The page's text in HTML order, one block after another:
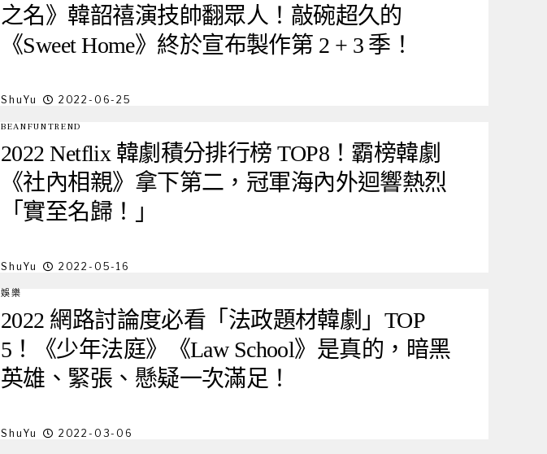
之名》韓韶禧演技帥翻眾人！敲碗超久的
《Sweet Home》終於宣布製作第 2 + 3 季！
ShuYu 2022-06-25
BEANFUNTREND
2022 Netflix 韓劇積分排行榜 TOP8！霸榜韓劇
《社內相親》拿下第二，冠軍海內外迴響熱烈
「實至名歸！」
ShuYu 2022-05-16
娛樂
2022 網路討論度必看「法政題材韓劇」TOP
5！《少年法庭》《Law School》是真的，暗黑
英雄、緊張、懸疑一次滿足！
ShuYu 2022-03-06